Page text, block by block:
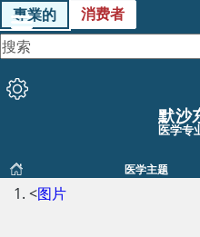
專業的 消费者
默沙
医学专
医学主题
<图片